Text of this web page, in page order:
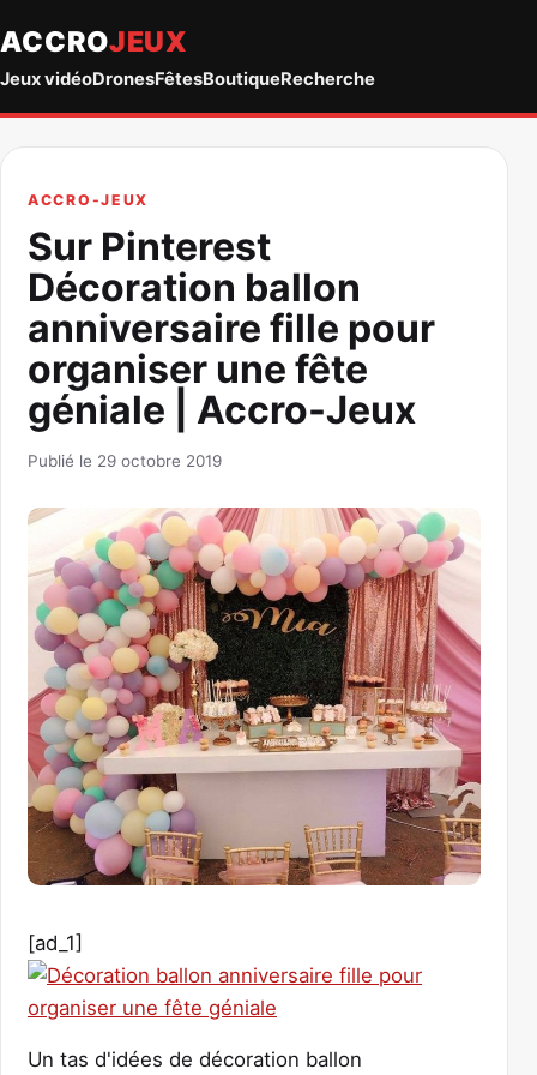
ACCROJEUX
Jeux vidéoDronesFêtesBoutiqueRecherche
ACCRO-JEUX
Sur Pinterest
Décoration ballon
anniversaire fille pour
organiser une fête
géniale | Accro-Jeux
Publié le 29 octobre 2019
[ad_1]
Un tas d'idées de décoration ballon